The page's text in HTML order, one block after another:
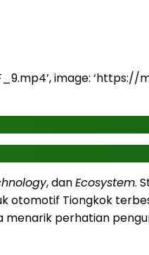
image:
, danEcosystem.
Tiongkok
menarik perhatian